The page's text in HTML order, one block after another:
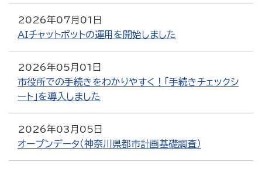
2026年07月01日
AIチャットボットの運用を開始しました
2026年05月01日
市役所での手続きをわかりやすく！「手続きチェックシ
ート」を導入しました
2026年03月05日
オープンデータ（神奈川県都市計画基礎調査）